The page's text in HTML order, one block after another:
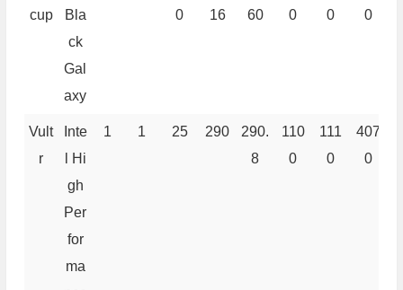
cup
Bla
ck
Gal
axy
0
16
60
0
0
0
Vult
r
Inte
l Hi
gh
Per
for
ma
1 1 25 290
290.
8
110
0
111
0
407
0